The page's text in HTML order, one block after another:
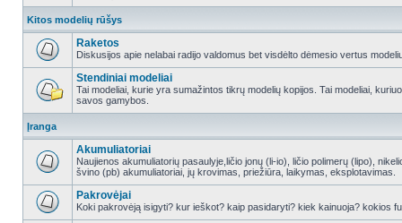
Kitos modelių rūšys
Raketos
Diskusijos apie nelabai radijo valdomus bet visdėlto dėmesio vertus
Stendiniai modeliai
Tai modeliai, kurie yra sumažintos tikrų modelių kopijos. Tai modeliai,
savos gamybos.
Įranga
Akumuliatoriai
Naujienos akumuliatorių pasaulyje,ličio jonų (li-io), ličio polimerų (lipo),
švino (pb) akumuliatoriai, jų krovimas, priežiūra, laikymas, eksplotavimas.
Pakrovėjai
Koki pakrovėją isigyti? kur ieškot? kaip pasidaryti? kiek kainuoja? kokios